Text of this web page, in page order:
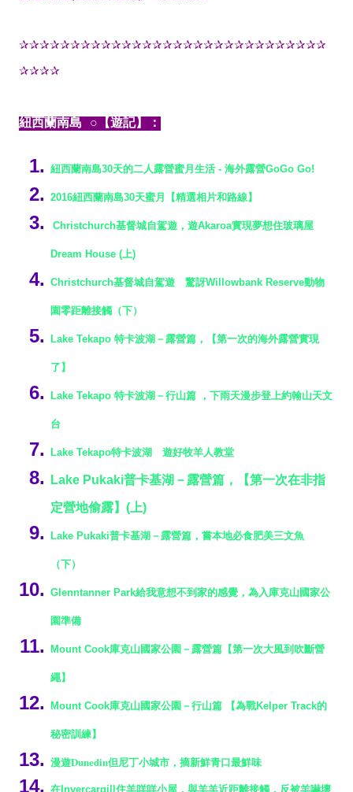
✰✰✰✰✰✰✰✰✰✰✰✰✰✰✰✰✰✰✰✰✰✰✰✰✰✰✰✰✰✰
✰✰✰✰
紐西蘭南島 ○【遊記】：
紐西蘭南島30天的二人露營蜜月生活 - 海外露營GoGo Go!
2016紐西蘭南島30天蜜月【精選相片和路線】
Christchurch基督城自駕遊 ， 遊Akaroa實現夢想住玻璃屋
Dream House (上)
Christchurch基督城自駕遊 驚訝Willowbank Reserve動物
園零距離接觸（下）
Lake Tekapo 特卡波湖－露營篇，【第一次的海外露營實現
了】
Lake Tekapo 特卡波湖 － 行山篇 ， 下雨天漫步登上約翰山天文
台
Lake Tekapo特卡波湖 遊好牧羊人教堂
Lake Pukaki普卡基湖 － 露營篇 ，【第一次在非指
定營地偷露】 ( 上)
Lake Pukaki普卡基湖 － 露營篇 ， 嘗本地必食肥美三文魚
（下）
Glenntanner Park給我意想不到家的感覺，為入庫克山國家公
園準備
Mount Cook庫克山國家公園 － 露營篇【第一次大風到吹斷營
繩】
Mount Cook庫克山國家公園 － 行山篇 【為戰Kelper Track的
秘密訓練】
漫遊Dunedin但尼丁小城市，摘新鮮青口最鮮味
在Invercargill 住羊咩咩小屋 ， 與羊羊近距離接觸 ． 反被羊嚇壞